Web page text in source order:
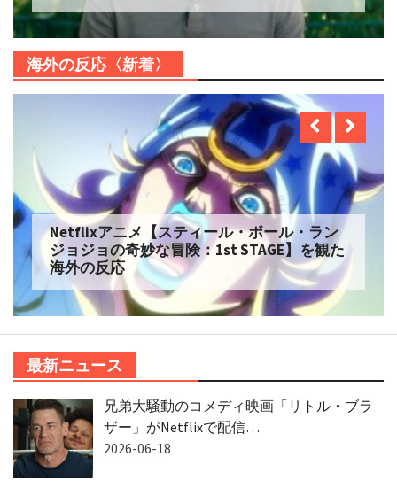
海外の反応〈新着〉
Netflixアニメ【スティール・ボール・ラン
ジョジョの奇妙な冒険：1st STAGE】を観た
海外の反応
最新ニュース
兄弟大騒動のコメディ映画「リトル・ブラ
ザー」がNetflixで配信…
2026-06-18